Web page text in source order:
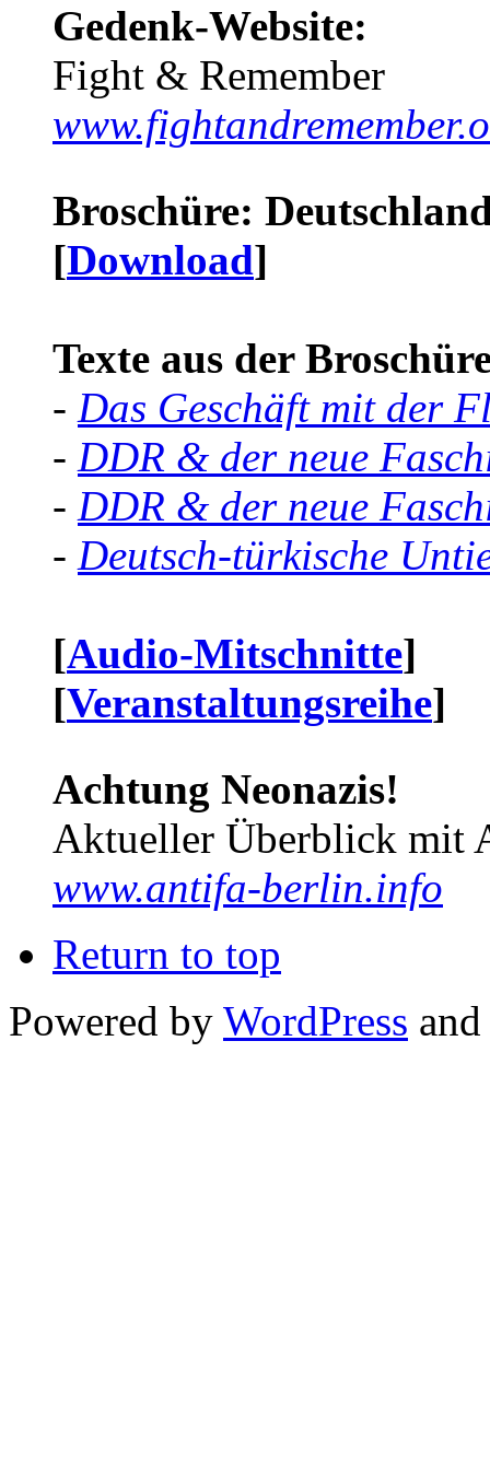
Gedenk-Website:
Fight & Remember
Broschüre:
[Download]
Texte aus der
- Das Geschäft mit der
- DDR & der neue
- DDR & der neue
- Deutsch-türkische
[Audio-Mitschnitte]
[Veranstaltungsreihe]
Achtung Neonazis!
Aktueller Überblick mit
www.antifa-berlin.info
Return to top
Powered by WordPress